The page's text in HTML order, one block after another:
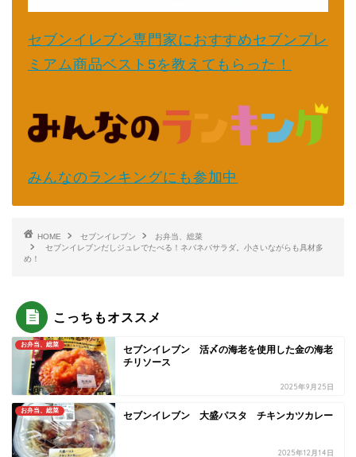
セブンイレブン専門家におすすめセブンプレ
ミアム商品ベスト5を教えてもらった！
みんなのランキングにも参加中
HOME セブンイレブン
お弁当、総菜
セブンイレブンだしジュレでたべる！ネバネバサラダ。小さいながらも具材多
め！
こっちもオススメ
お弁当、総菜
セブンイレブン 活〆の海老を使用した金の海老
チリソース
2025年9月25日
お弁当、総菜 セブンイレブン 大盛パスタ チキンカツカレー
2025年12月14日